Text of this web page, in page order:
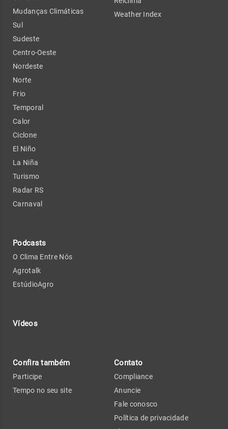
Mudanças Climáticas
Sul
Sudeste
Centro-Oeste
Nordeste
Norte
Frio
Temporal
Calor
Ciclone
El Niño
La Niña
Turismo
Radar RS
Carnaval
Podcasts
O Clima Entre Nós
Agrotalk
EstúdioAgro
Vídeos
Weather Index
Confira também
Participe
Tempo no seu site
Contato
Compliance
Anuncie
Fale conosco
Política de privacidade